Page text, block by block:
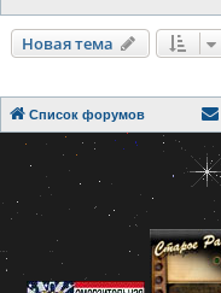
Новая тема
Список форумов